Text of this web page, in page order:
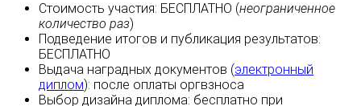
Стоимость участия: БЕСПЛАТНО (неограниченное
количество раз)
Подведение итогов и публикация результатов:
БЕСПЛАТНО
Выдача наградных документов (электронный
диплом): после оплаты оргвзноса
Выбор дизайна диплома: бесплатно при